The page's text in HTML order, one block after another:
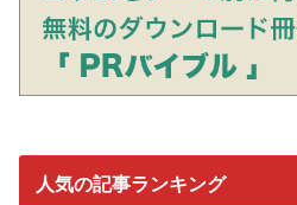
人気の記事ランキング